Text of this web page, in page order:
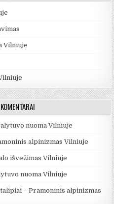
Vilniuje
nuoma Vilniuje
alpinizmas Vilniuje
išvežimas Vilniuje
nuoma Vilniuje
– Pramoninis alpinizmas